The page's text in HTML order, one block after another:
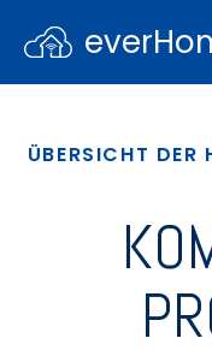
ÜBERSICHT DER